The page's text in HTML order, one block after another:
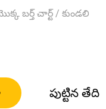
బర్త్ చార్ట్ / కుండలి
పుట్టిన తేది